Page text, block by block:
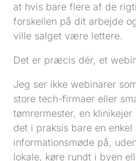
at hvis bare flere af de
forskellen på dit arbejde
ville salget være lettere.
Det er præcis dér, et
Jeg ser ikke webinarer
store tech-firmaer eller
tømrermester, en
det i praksis bare en
informationsmøde på,
lokale, køre rundt i byen